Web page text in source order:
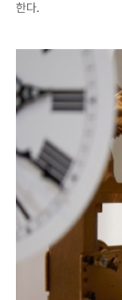
한다.